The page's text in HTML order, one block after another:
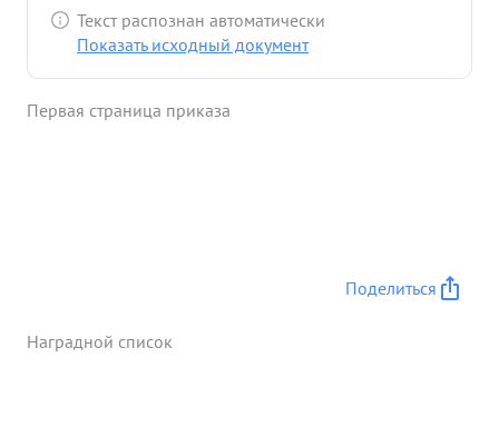
Текст распознан автоматически
Показать исходный документ
Первая страница приказа
Поделиться
Наградной список